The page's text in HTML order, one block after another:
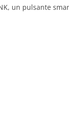
un pulsante